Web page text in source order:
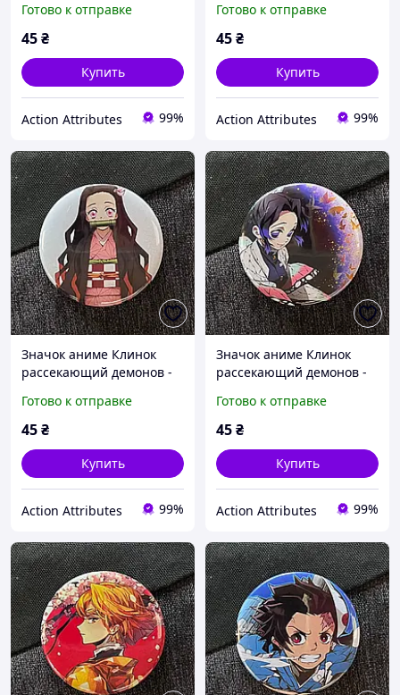
мм (ZNBDD 0009)
Готово к отправке
45₴
Купить
Action Attributes 99%
мм (ZNBDD 0010)
Готово к отправке
45₴
Купить
Action Attributes 99%
Значок аниме Клинок
рассекающий демонов -
мм (ZNBDD 0011)
Готово к отправке
45₴
Купить
Action Attributes 99%
Значок аниме Клинок
рассекающий демонов -
мм (ZNBDD 0012)
Готово к отправке
45₴
Купить
Action Attributes 99%